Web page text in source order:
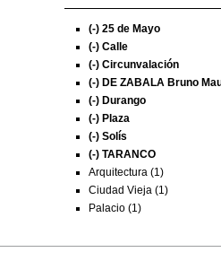
(-) 25 de Mayo
(-) Calle
(-) Circunvalación
(-) DE ZABALA Bruno
(-) Durango
(-) Plaza
(-) Solís
(-) TARANCO
Arquitectura (1)
Ciudad Vieja (1)
Palacio (1)